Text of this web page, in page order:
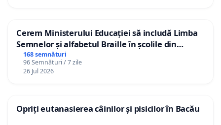
Cerem Ministerului Educației să includă Limba
Semnelor și alfabetul Braille în școlile din
Republica Moldova!
168 semnături
96 Semnături / 7 zile
26 Jul 2026
Opriți eutanasierea câinilor și pisicilor în Bacău